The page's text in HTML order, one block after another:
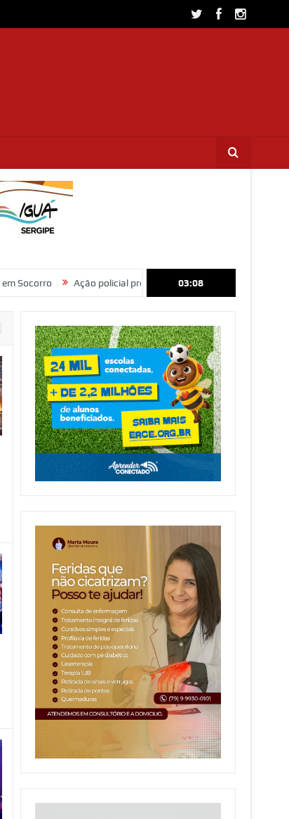
Ação policial prende trio por furto de fios de cobre e receptação
03:08